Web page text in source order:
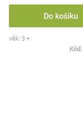
Do košíku
věk: 3 +
Kód: